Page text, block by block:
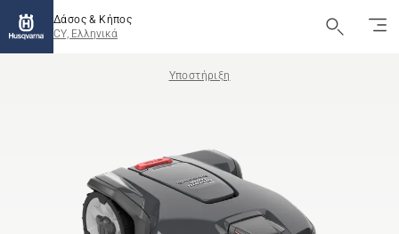
Δάσος & Κήπος
CY, Ελληνικά
Υποστήριξη